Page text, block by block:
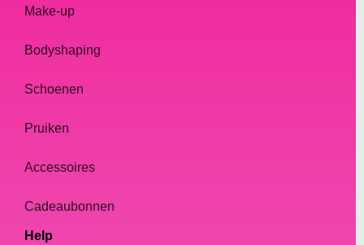
Make-up
Bodyshaping
Schoenen
Pruiken
Accessoires
Cadeaubonnen
Help